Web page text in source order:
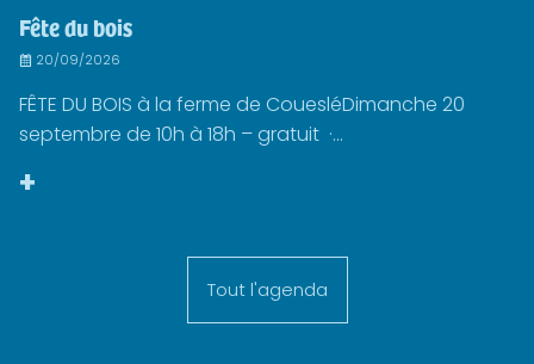
Fête du bois
20/09/2026
FÊTE DU BOIS à la ferme de CouesléDimanche 20
septembre de 10h à 18h – gratuit ·...
+
Tout l'agenda